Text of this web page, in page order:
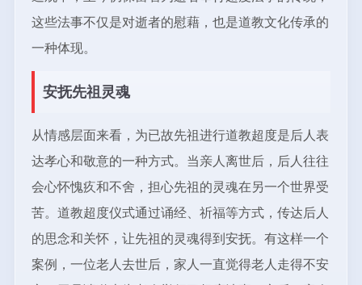
这些法事不仅是对逝者的慰藉，也是道教文化传承的
一种体现。
安抚先祖灵魂
从情感层面来看，为已故先祖进行道教超度是后人表
达孝心和敬意的一种方式。当亲人离世后，后人往往
会心怀愧疚和不舍，担心先祖的灵魂在另一个世界受
苦。道教超度仪式通过诵经、祈福等方式，传达后人
的思念和关怀，让先祖的灵魂得到安抚。有这样一个
案例，一位老人去世后，家人一直觉得老人走得不安